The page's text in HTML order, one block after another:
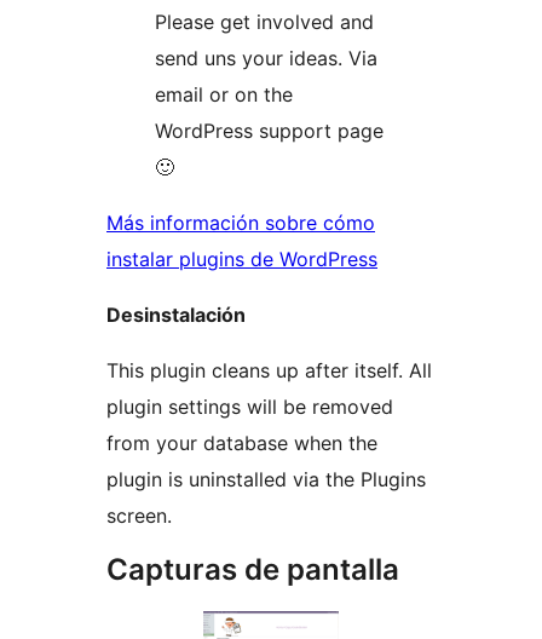
Please get involved and
send uns your ideas. Via
email or on the
WordPress support page
🙂
Más información sobre cómo
instalar plugins de WordPress
Desinstalación
This plugin cleans up after itself. All
plugin settings will be removed
from your database when the
plugin is uninstalled via the Plugins
screen.
Capturas de pantalla